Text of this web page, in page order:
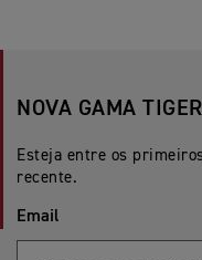
NOVA GAMA
Esteja entre os
recente.
Email